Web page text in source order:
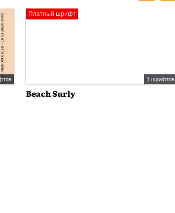
Платный шрифт
1 шрифтов
Beach Surly